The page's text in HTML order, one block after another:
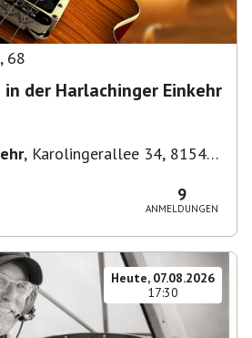
, 68
in der Harlachinger Einkehr
, Karolingerallee 34, 81545
9
ANMELDUNGEN
Heute, 07.08.2026
17:30